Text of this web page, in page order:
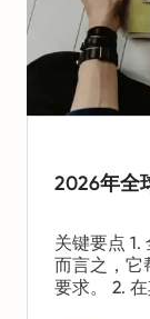
2026年全
关键要点 1. 全球薪酬系统集中管理薪酬事务。简
而言之，它
要求。 2. 在其他国家处理薪酬不当可能导致昂贵